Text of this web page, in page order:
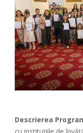
Descrierea
cu instituțiile de